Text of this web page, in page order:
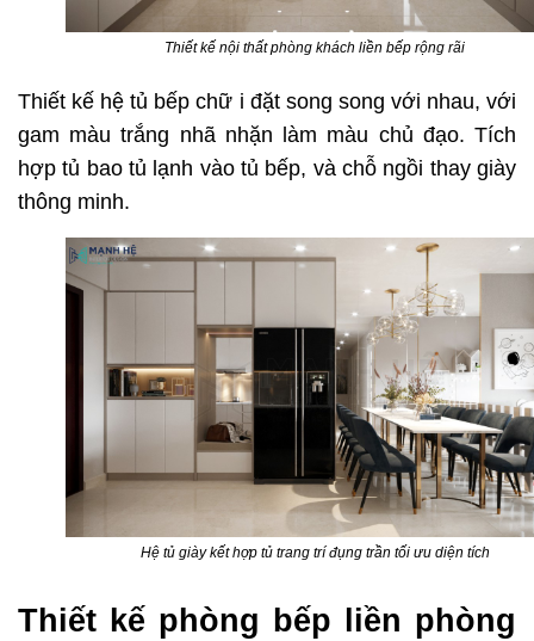
Thiết kế nội thất phòng khách liền bếp rộng rãi
Thiết kế hệ tủ bếp chữ i đặt song song với nhau, với
gam màu trắng nhã nhặn làm màu chủ đạo. Tích
hợp tủ bao tủ lạnh vào tủ bếp, và chỗ ngồi thay giày
thông minh.
Hệ tủ giày kết hợp tủ trang trí đụng trần tối ưu diện tích
Thiết kế phòng bếp liền phòng